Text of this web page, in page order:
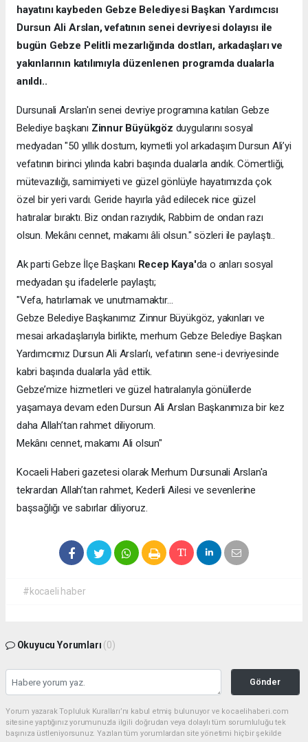
hayatını kaybeden Gebze Belediyesi Başkan Yardımcısı
Dursun Ali Arslan, vefatının senei devriyesi dolayısı ile
bugün Gebze Pelitli mezarlığında dostları, arkadaşları ve
yakınlarının katılımıyla düzenlenen programda dualarla
anıldı..
Dursunali Arslan'ın senei devriye programına katılan Gebze
Belediye başkanı Zinnur Büyükgöz duygularını sosyal
medyadan "50 yıllık dostum, kıymetli yol arkadaşım Dursun Ali’yi
vefatının birinci yılında kabri başında dualarla andık. Cömertliği,
mütevazılığı, samimiyeti ve güzel gönlüyle hayatımızda çok
özel bir yeri vardı. Geride hayırla yâd edilecek nice güzel
hatıralar bıraktı. Biz ondan razıydık, Rabbim de ondan razı
olsun. Mekânı cennet, makamı âli olsun." sözleri ile paylaştı..
Ak parti Gebze İlçe Başkanı Recep Kaya'da o anları sosyal
medyadan şu ifadelerle paylaştı;
"Vefa, hatırlamak ve unutmamaktır…
Gebze Belediye Başkanımız Zinnur Büyükgöz, yakınları ve
mesai arkadaşlarıyla birlikte, merhum Gebze Belediye Başkan
Yardımcımız Dursun Ali Arslan’ı, vefatının sene-i devriyesinde
kabri başında dualarla yâd ettik.
Gebze’mize hizmetleri ve güzel hatıralarıyla gönüllerde
yaşamaya devam eden Dursun Ali Arslan Başkanımıza bir kez
daha Allah’tan rahmet diliyorum.
Mekânı cennet, makamı Ali olsun"
Kocaeli Haberi gazetesi olarak Merhum Dursunali Arslan'a
tekrardan Allah’tan rahmet, Kederli Ailesi ve sevenlerine
başsağlığı ve sabırlar diliyoruz.
#kocaeli haber
Okuyucu Yorumları (0)
Gönder
Yorum yazarak Topluluk Kuralları’nı kabul etmiş bulunuyor ve kocaelihaberi.com
sitesine yaptığınız yorumunuzla ilgili doğrudan veya dolaylı tüm sorumluluğu tek
başınıza üstleniyorsunuz. Yazılan tüm yorumlardan site yönetimi hiçbir şekilde